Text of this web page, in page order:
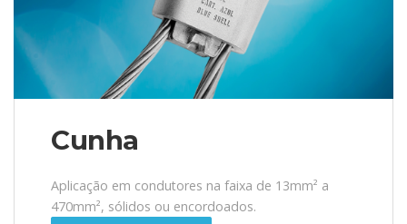
Cunha
Aplicação em condutores na faixa de 13mm² a
470mm², sólidos ou encordoados.